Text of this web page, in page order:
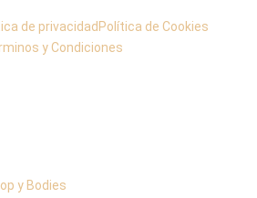
de privacidad Política de Cookies
y Condiciones
y Bodies